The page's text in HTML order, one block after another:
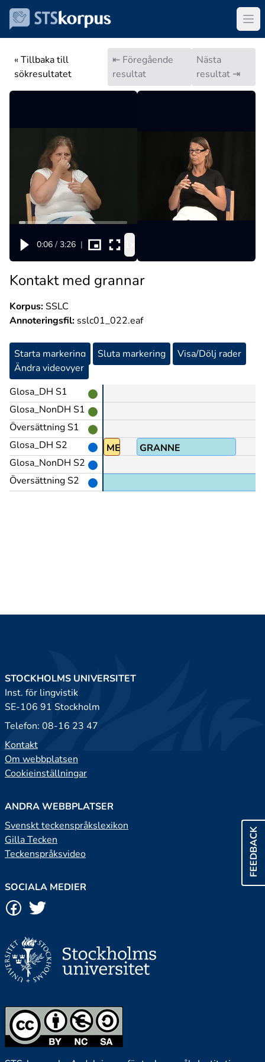
« Tillbaka till
sökresultatet
⇤ Föregående
resultat
Nästa
resultat ⇥
0:06 / 3:26 |
Kontakt med grannar
Korpus:SSLC
Annoteringsfil: sslc01_022.eaf
Starta markering Sluta markering
Visa/Dölj rader
Ändra videovyer
Glosa_DH S1
Glosa_NonDH S1
Översättning S1
Glosa_DH S2
Glosa_NonDH S2
Översättning S2
MED GRANNE
FEEDBACK
STOCKHOLMS UNIVERSITET
Inst. för lingvistik
SE-106 91 Stockholm
Telefon: 08-16 23 47
Kontakt
Om webbplatsen
Cookieinställningar
ANDRA WEBBPLATSER
Svenskt teckenspråkslexikon
Gilla Tecken
Teckenspråksvideo
SOCIALA MEDIER